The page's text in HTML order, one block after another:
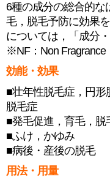
6種の成分の総合的な
毛，脱毛予防に効果
については，「成分
※NF：Non
効能・効果
■壮年性脱毛症，円
脱毛症
■発毛促進，育毛，
■ふけ，かゆみ
■病後・産後の脱毛
用法・用量